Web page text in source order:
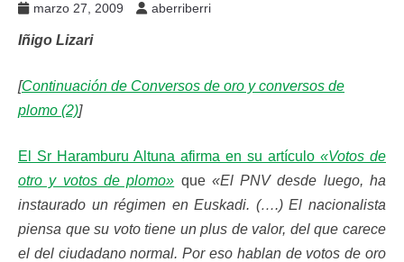
marzo 27, 2009 aberriberri
Iñigo Lizari
[Continuación de Conversos de oro y conversos de
plomo (2)]
El Sr Haramburu Altuna afirma en su artículo «Votos de
otro y votos de plomo» que «El PNV desde luego, ha
instaurado un régimen en Euskadi. (….) El nacionalista
piensa que su voto tiene un plus de valor, del que carece
el del ciudadano normal. Por eso hablan de votos de oro